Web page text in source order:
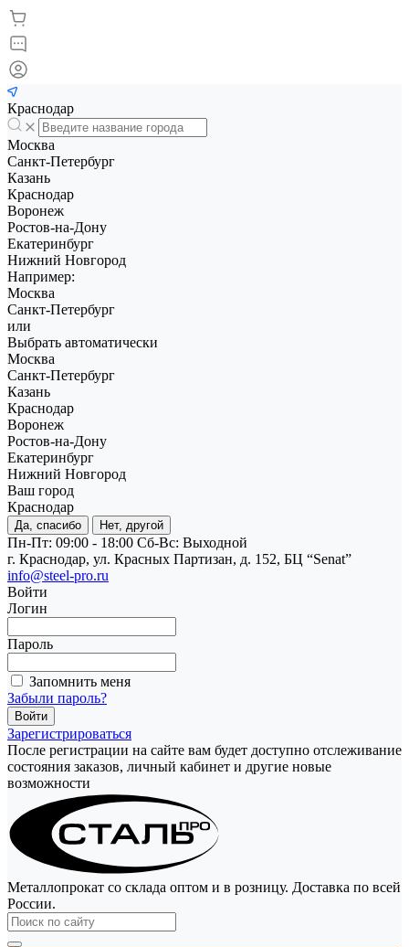
Краснодар
Москва
Санкт-Петербург
Казань
Краснодар
Воронеж
Ростов-на-Дону
Екатеринбург
Нижний Новгород
Например:
Москва
Санкт-Петербург
или
Выбрать автоматически
Москва
Санкт-Петербург
Казань
Краснодар
Воронеж
Ростов-на-Дону
Екатеринбург
Нижний Новгород
Ваш город
Краснодар
Да, спасибо Нет, другой
Пн-Пт: 09:00 - 18:00 Cб-Вс: Выходной
г. Краснодар, ул. Красных Партизан, д. 152, БЦ “Senat”
info@steel-pro.ru
Войти
Логин
Пароль
Запомнить меня
Забыли пароль?
Зарегистрироваться
После регистрации на сайте вам будет доступно отслеживание
состояния заказов, личный кабинет и другие новые
возможности
Металлопрокат со склада оптом и в розницу. Доставка по всей
России.